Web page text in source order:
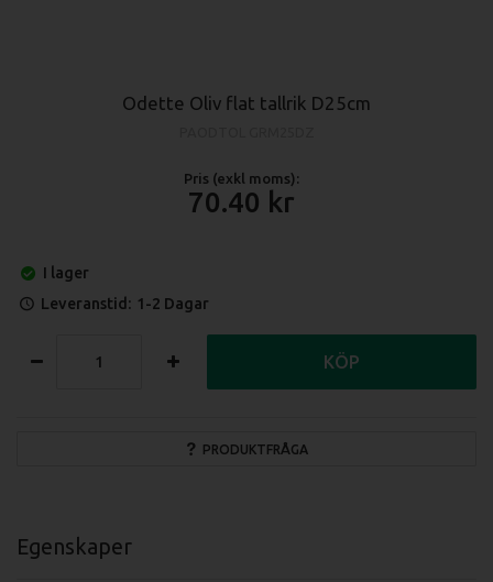
Odette Oliv flat tallrik D25cm
Pris (exkl moms):
70.40
I lager
Leveranstid: 1-2 Dagar
PRODUKTFRÅGA
KÖP
Egenskaper